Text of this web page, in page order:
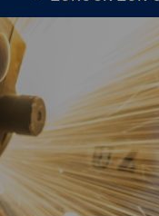
Karriere-
News, Tipps &
Für
Kompass
News rund um
Über AKZENT
AKZENT-
Für unsere
Merkzettel 2